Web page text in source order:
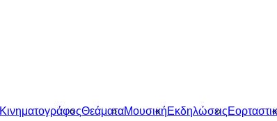
ΚινηματογράφοςΘεάματαΜουσικήΕκδηλώσεις